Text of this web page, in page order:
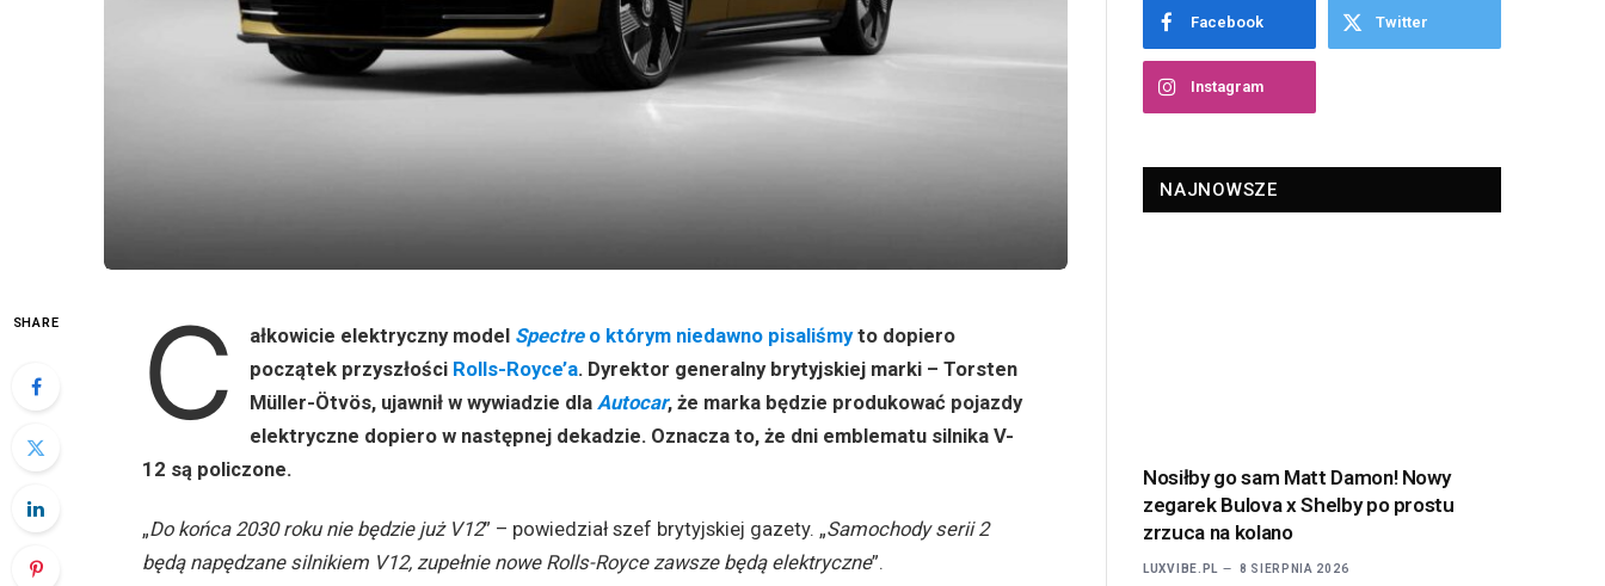
SHARE C ałkowicie elektryczny model Spectreo którym niedawno pisaliśmyto dopiero
początek przyszłości Rolls-Royce’a. Dyrektor generalny brytyjskiej marki – Torsten
Müller-Ötvös, ujawnił w wywiadzie dla Autocar, że marka będzie produkować pojazdy
elektryczne dopiero w następnej dekadzie. Oznacza to, że dni emblematu silnika V-
12 są policzone.
„Do końca 2030 roku nie będzie już V12” – powiedział szef brytyjskiej gazety. „Samochody serii 2
będą napędzane silnikiem V12, zupełnie nowe Rolls-Royce zawsze będą elektryczne”.
Facebook Twitter
Instagram
NAJNOWSZE
Nosiłby go sam Matt Damon! Nowy
zegarek Bulova x Shelby po prostu
zrzuca na kolano
LUXVIBE.PL 8 SIERPNIA 2026